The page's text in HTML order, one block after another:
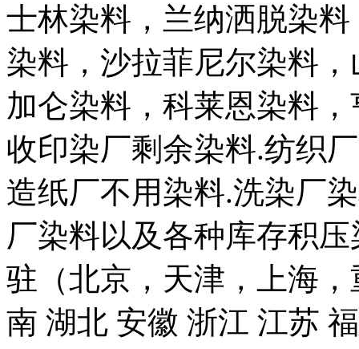
士林染料，兰纳洒脱染
染料，沙拉菲尼尔染料
加仑染料，科莱恩染料
收印染厂剩余染料.纺织
造纸厂不用染料.洗染厂
厂染料以及各种库存积
驻（北京，天津，上海
南 湖北 安徽 浙江 江苏